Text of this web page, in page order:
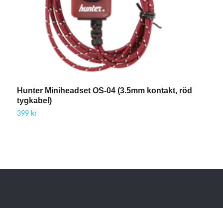
Hunter Miniheadset OS-04 (3.5mm kontakt, röd
tygkabel)
399 kr